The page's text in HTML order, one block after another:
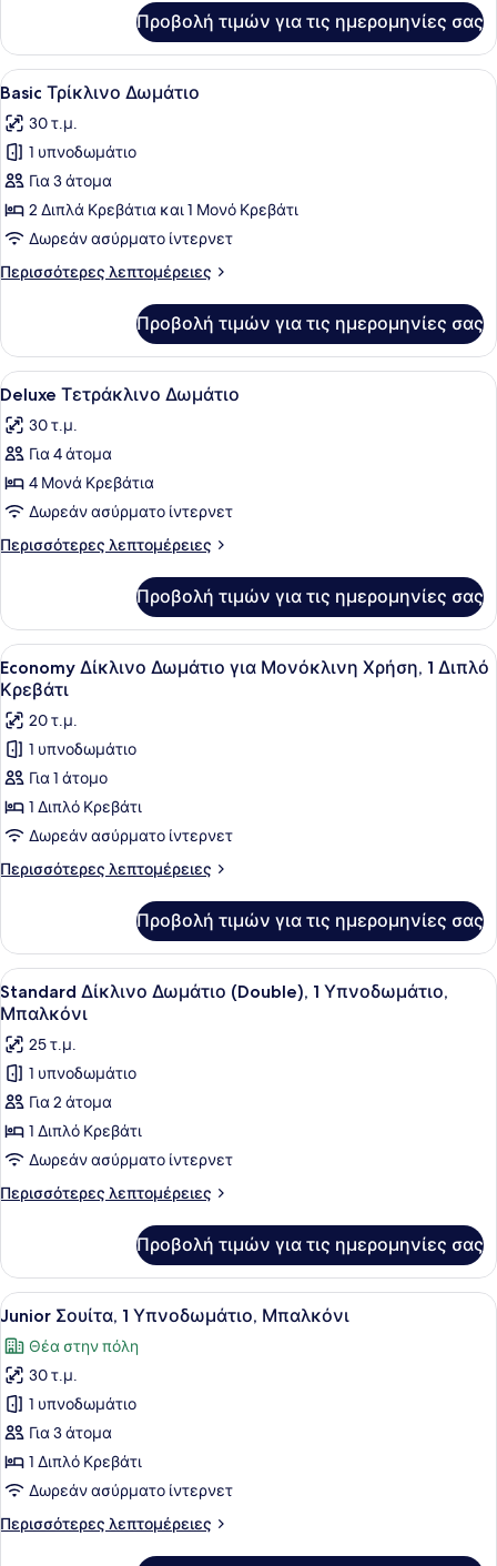
Δίκλινο
Δωμάτιο
(Double)
Προβολή τιμών για τις ημερομηνίες σας
Προβολή
όλων
των
φωτογραφιών
για
Basic
Τρίκλινο
Δωμάτιο
Ένα κρεβάτι με τέσσερις
5
Basic Τρίκλινο Δωμάτιο
30 τ.μ.
1 υπνοδωμάτιο
Για 3 άτομα
2 Διπλά Κρεβάτια και 1 Μονό Κρεβάτι
Δωρεάν ασύρματο ίντερνετ
Περισσότερες λεπτομέρειες
Περισσότερες
Τρίκλινο
Δωμάτιο
Προβολή τιμών για τις ημερομηνίες σας
Προβολή
όλων
των
φωτογραφιών
για
Deluxe
Τετράκλινο
Δωμάτιο
Ένα δωμάτιο ξενοδοχείου με ένα
13
Deluxe Τετράκλινο Δωμάτιο
30 τ.μ.
Για 4 άτομα
4 Μονά Κρεβάτια
Δωρεάν ασύρματο ίντερνετ
Περισσότερες λεπτομέρειες
Περισσότερες
Τετράκλινο
Δωμάτιο
Προβολή τιμών για τις ημερομηνίες σας
Προβολή
όλων
των
φωτογραφιών
για
Economy
Δίκλινο
Δωμάτιο
για
Μονόκλινη
1
Διπλό
Κρεβάτι
Ένα υπνοδωμάτιο με ένα
2
Economy Δίκλινο Δωμάτιο για Μονόκλινη Χρήση, 1 Διπλό
Κρεβάτι
20 τ.μ.
1 υπνοδωμάτιο
Για 1 άτομο
1 Διπλό Κρεβάτι
Δωρεάν ασύρματο ίντερνετ
Περισσότερες λεπτομέρειες
Περισσότερες
Δίκλινο
Δωμάτιο
για
Μονόκλινη
Χρήση,
Διπλό
Κρεβάτι
Προβολή τιμών για τις ημερομηνίες σας
Προβολή
όλων
των
φωτογραφιών
για
Standard
Δίκλινο
Δωμάτιο
(Double),
1
Υπνοδωμάτιο,
Μπαλκόνι
Ένα υπνοδωμάτιο με ένα κρεβάτι,
4
Standard Δίκλινο Δωμάτιο (Double), 1 Υπνοδωμάτιο,
Μπαλκόνι
25 τ.μ.
1 υπνοδωμάτιο
Για 2 άτομα
1 Διπλό Κρεβάτι
Δωρεάν ασύρματο ίντερνετ
Περισσότερες λεπτομέρειες
Περισσότερες
Δίκλινο
Δωμάτιο
(Double),
Υπνοδωμάτιο,
Μπαλκόνι
Προβολή τιμών για τις ημερομηνίες σας
Προβολή
όλων
των
φωτογραφιών
για
Junior
Σουίτα,
1
Υπνοδωμάτιο,
Μπαλκόνι
Ένα υπνοδωμάτιο με ένα κρεβάτι
15
Junior Σουίτα, 1 Υπνοδωμάτιο, Μπαλκόνι
Θέα στην πόλη
30 τ.μ.
1 υπνοδωμάτιο
Για 3 άτομα
1 Διπλό Κρεβάτι
Δωρεάν ασύρματο ίντερνετ
Περισσότερες λεπτομέρειες
Περισσότερες